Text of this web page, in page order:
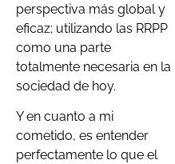
perspectiva más global y
eficaz; utilizando las RRPP
como una parte
totalmente necesaria en la
sociedad de hoy.
Y en cuanto a mi
cometido, es entender
perfectamente lo que el